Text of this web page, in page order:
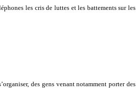
les cris de luttes et les battements sur les
’organiser, des gens venant notamment porter des